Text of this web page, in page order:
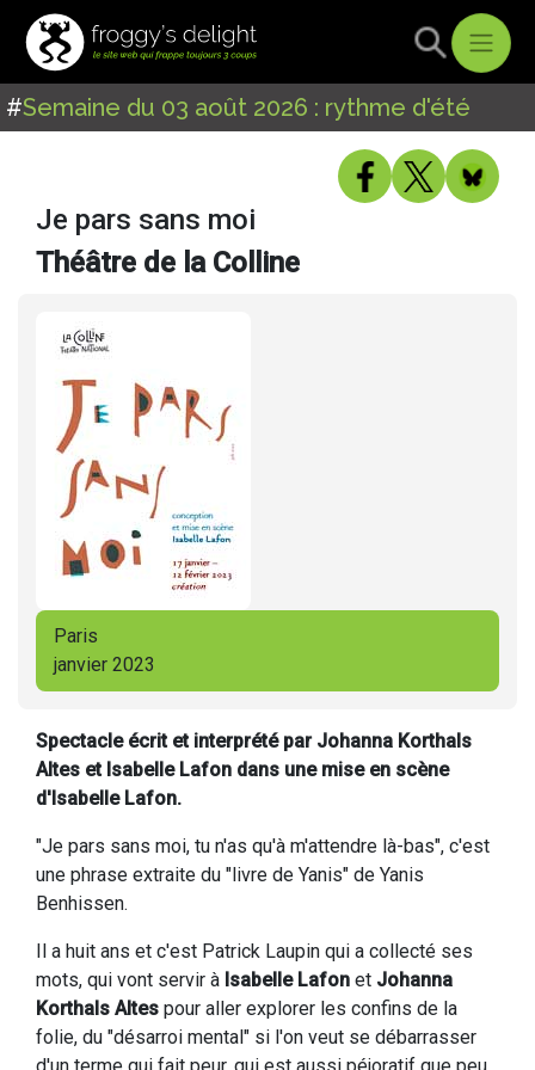
#Semaine du 03 août 2026 : rythme d'été
Je pars sans moi
Théâtre de la Colline
Paris
janvier 2023
Spectacle écrit et interprété par Johanna Korthals
Altes et Isabelle Lafon dans une mise en scène
d'Isabelle Lafon.
"Je pars sans moi, tu n'as qu'à m'attendre là-bas", c'est
une phrase extraite du "livre de Yanis" de Yanis
Benhissen.
Il a huit ans et c'est Patrick Laupin qui a collecté ses
mots, qui vont servir à Isabelle Lafon et Johanna
Korthals Altes pour aller explorer les confins de la
folie, du "désarroi mental" si l'on veut se débarrasser